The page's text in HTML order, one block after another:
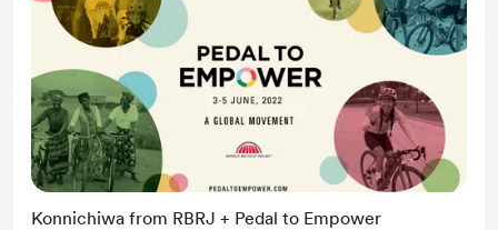
Konnichiwa from RBRJ + Pedal to Empower